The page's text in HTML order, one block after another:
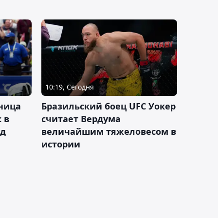
в
10:19, Сегодня
Бразильский боец UFC Уокер
считает Вердума
величайшим тяжеловесом в
истории